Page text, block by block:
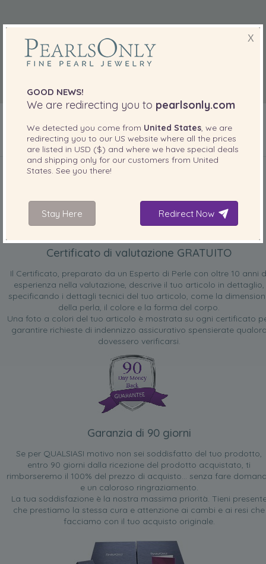
INCLUSO CON IL PRODOTTO
Certificato di valutazione GRATUITO
Il Certificato, preparato da un Esperto di Perle con oltre 10 anni
esperienza nella valutazione, descrive il tuo articolo in dettaglio,
specificando i dettagli tecnici del tuo articolo, come la
della perla, il colore e la forma del corpo.
Una foto a colori del tuo articolo è mostrata su ogni certificato
garantire richieste di indennizzo assicurativo spensierate
dovessero verificarsi.
Garanzia di 90 giorni
Se per QUALSIASI motivo non sei soddisfatto del tuo prodotto,
entro 90 giorni dalla ricezione del prodotto acquistato, ti
rimborseremo il 100% del prezzo di acquisto... senza fare
e un caloroso ringraziamento.
La tua soddisfazione è la nostra massima priorità. Tieni
che prestiamo la stessa cura e attenzione ai cambi e ai resi che
facciamo con il tuo acquisto originale.
X
GOOD NEWS!
We are redirecting you to pearlsonly.com
We detected you come from United States , we are
redirecting you to our US website where all the prices
are listed in USD ($) and where we have special deals
and shipping only for our customers from United
States . See you there!
Stay Here Redirect Now